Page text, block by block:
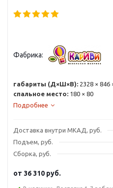
Фабрика:
габариты (Д×Ш×В): 2328 × 846
спальное место: 180 × 80
Подробнее
Доставка внутри МКАД, руб.
Подъем, руб.
Сборка, руб.
от 36 310 руб.